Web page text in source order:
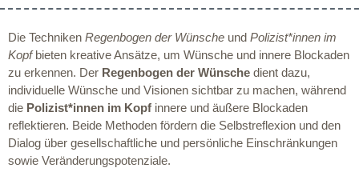
Die Techniken Regenbogen der Wünsche und Polizist*innen im
Kopfbieten kreative Ansätze, um Wünsche und innere Blockaden
zu erkennen. Der Regenbogen der Wünsche dient dazu,
individuelle Wünsche und Visionen sichtbar zu machen, während
die Polizist*innen im Kopf innere und äußere Blockaden
reflektieren. Beide Methoden fördern die Selbstreflexion und den
Dialog über gesellschaftliche und persönliche Einschränkungen
sowie Veränderungspotenziale.